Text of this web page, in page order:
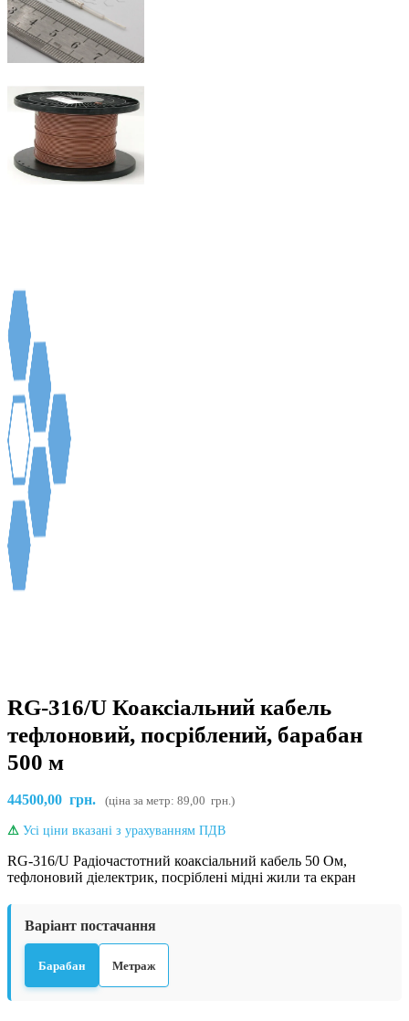
RG-316/U Коаксіальний кабель
тефлоновий, посріблений, барабан
500 м
44500,00 грн. (ціна за метр: 89,00 грн.)
⚠ Усі ціни вказані з урахуванням ПДВ
RG-316/U Радіочастотний коаксіальний кабель 50 Ом,
тефлоновий діелектрик, посріблені мідні жили та екран
Варіант постачання
Барабан Метраж